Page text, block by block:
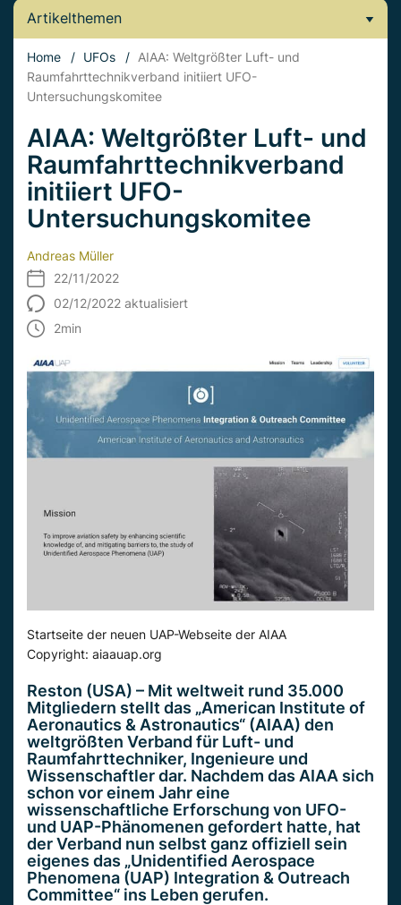
Artikelthemen
Home / UFOs / AIAA: Weltgrößter Luft- und
Raumfahrttechnikverband initiiert UFO-
Untersuchungskomitee
AIAA: Weltgrößter Luft- und
Raumfahrttechnikverband
initiiert UFO-
Untersuchungskomitee
Andreas Müller
22/11/2022
02/12/2022 aktualisiert
2min
Startseite der neuen UAP-Webseite der AIAA
Copyright: aiaauap.org
Reston (USA) – Mit weltweit rund 35.000
Mitgliedern stellt das „American Institute of
Aeronautics & Astronautics“ (AIAA) den
weltgrößten Verband für Luft- und
Raumfahrttechniker, Ingenieure und
Wissenschaftler dar. Nachdem das AIAA sich
schon vor einem Jahr eine
wissenschaftliche Erforschung von UFO-
und UAP-Phänomenen gefordert hatte, hat
derVerband nun selbst ganz offiziell sein
eigenes das „Unidentified Aerospace
Phenomena (UAP) Integration & Outreach
Committee“ ins Leben gerufen.